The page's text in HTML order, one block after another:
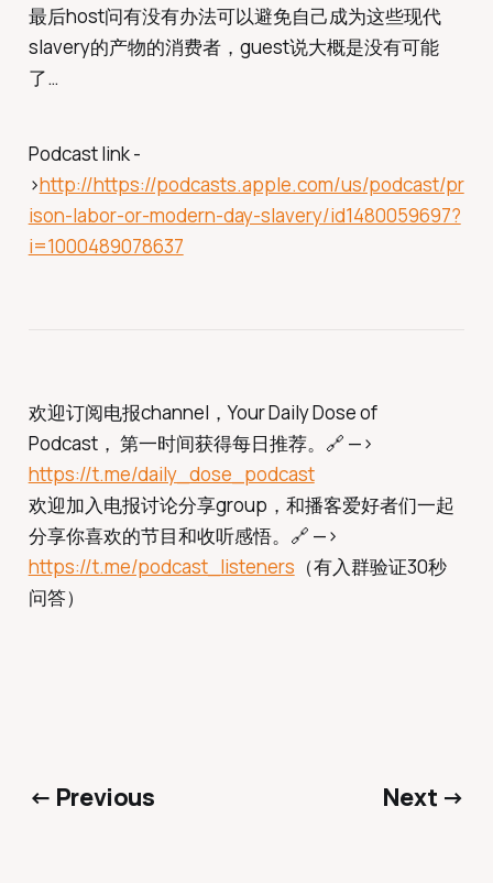
最后host问有没有办法可以避免自己成为这些现代
slavery的产物的消费者，guest说大概是没有可能
了…
Podcast link -
>http://https://podcasts.apple.com/us/podcast/pr
ison-labor-or-modern-day-slavery/id1480059697?
i=1000489078637
欢迎订阅电报channel，Your Daily Dose of
Podcast， 第一时间获得每日推荐。🔗 —>
https://t.me/daily_dose_podcast
欢迎加入电报讨论分享group，和播客爱好者们一起
分享你喜欢的节目和收听感悟。🔗 —>
https://t.me/podcast_listeners （有入群验证30秒
问答）
← Previous Next →